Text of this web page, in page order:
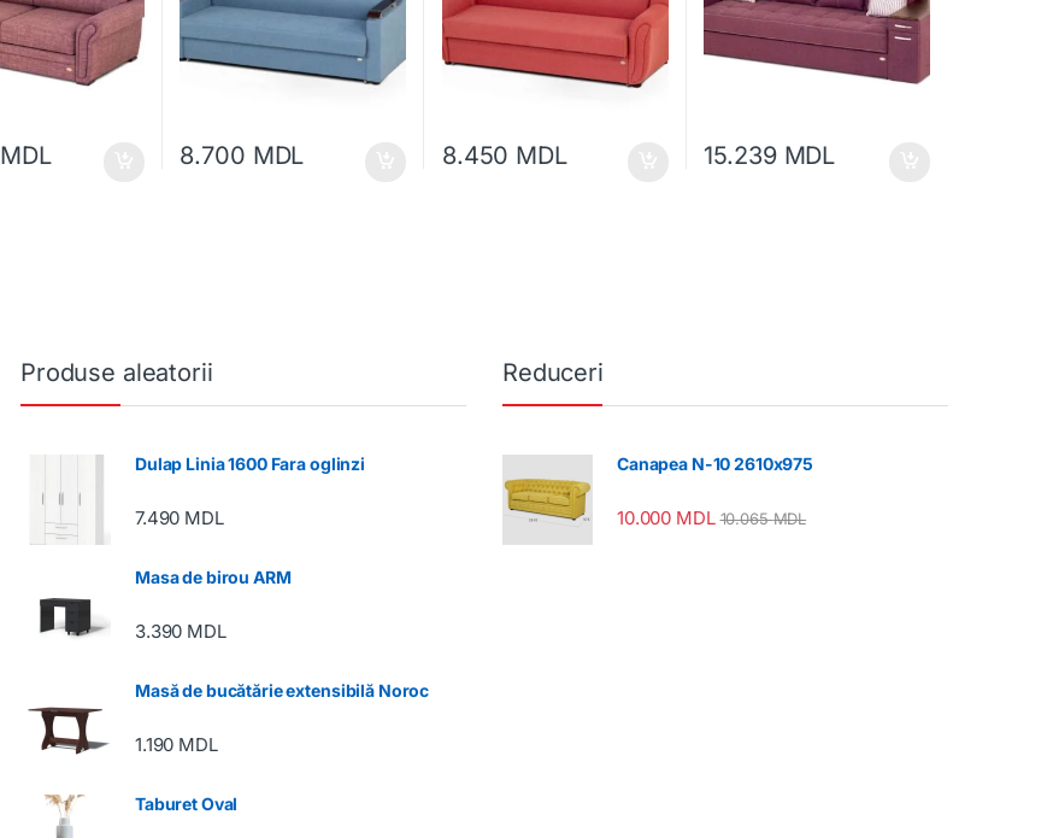
MDL 8.700 MDL 8.450 MDL 15.239 MDL
Produse aleatorii
Dulap Linia 1600 Fara oglinzi
7.490 MDL
Masa de birou ARM
3.390 MDL
Masă de bucătărie extensibilă Noroc
1.190 MDL
Taburet Oval
Reduceri
Canapea N-10 2610x975
10.000 MDL 10.065MDL